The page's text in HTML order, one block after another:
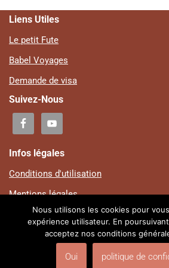
Liens Utiles
Le petit Fute
Babel Voyages
Demande de visa
Suivez-Nous
Infos légales
Conditions d'utilisation
Mentions légales
Plan du site
Politique de confidentialité
© Centre Culturel Ouadada | Design by
Nous utilisons les cookies pour
expérience utilisateur. En
acceptez nos conditions
Oui politique de